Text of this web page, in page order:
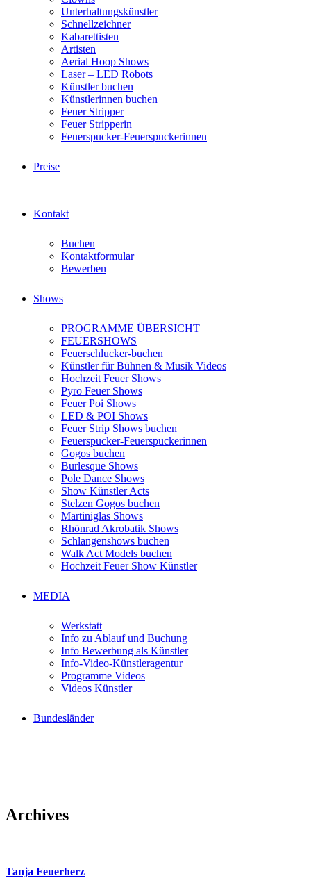
Unterhaltungskünstler
Schnellzeichner
Kabarettisten
Artisten
Aerial Hoop Shows
Laser – LED Robots
Künstler buchen
Künstlerinnen buchen
Feuer Stripper
Feuer Stripperin
Feuerspucker-Feuerspuckerinnen
Preise
Kontakt
Buchen
Kontaktformular
Bewerben
Shows
PROGRAMME ÜBERSICHT
FEUERSHOWS
Feuerschlucker-buchen
Künstler für Bühnen & Musik Videos
Hochzeit Feuer Shows
Pyro Feuer Shows
Feuer Poi Shows
LED & POI Shows
Feuer Strip Shows buchen
Feuerspucker-Feuerspuckerinnen
Gogos buchen
Burlesque Shows
Pole Dance Shows
Show Künstler Acts
Stelzen Gogos buchen
Martiniglas Shows
Rhönrad Akrobatik Shows
Schlangenshows buchen
Walk Act Models buchen
Hochzeit Feuer Show Künstler
MEDIA
Werkstatt
Info zu Ablauf und Buchung
Info Bewerbung als Künstler
Info-Video-Künstleragentur
Programme Videos
Videos Künstler
Bundesländer
Archives
Tanja Feuerherz